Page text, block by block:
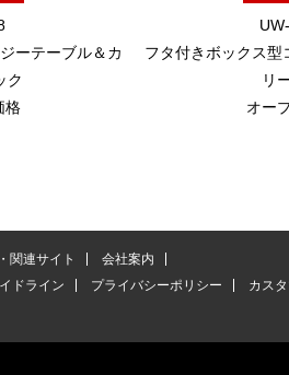
ーテーブル＆カ
ク
格
フタ付きボックス型
リ
オー
関連サイト
会社案内
ドライン プライバシーポリシー カス